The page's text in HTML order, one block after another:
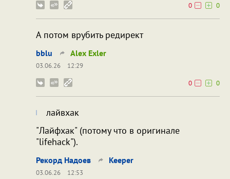
0
0
А потом врубить редирект
bblu Alex Exler
03.06.26
12:29
0
0
лайвхак
"Лайфхак" (потому что в оригинале
"lifehack").
Рекорд Надоев Keeper
03.06.26
12:53